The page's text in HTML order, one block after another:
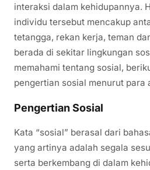
interaksi dalam kehidupannya.
individu tersebut mencakup
tetangga, rekan kerja, teman
berada di sekitar lingkungan
memahami tentang sosial,
pengertian sosial menurut para
Pengertian Sosial
Kata “sosial” berasal dari
yang artinya adalah segala
serta berkembang di dalam